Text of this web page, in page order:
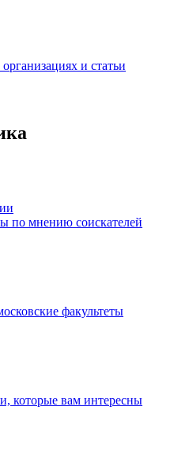
и статьи
по мнению соискателей
факультеты
которые вам интересны